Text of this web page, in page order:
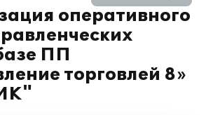
оперативного
ПП
торговлей 8»